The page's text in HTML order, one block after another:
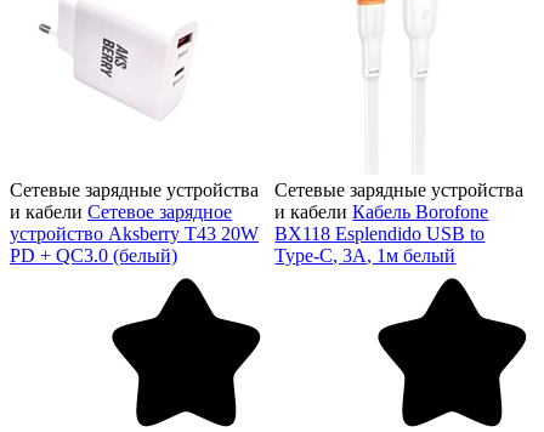
Сетевые зарядные устройства
и кабели Сетевое зарядное
устройство Aksberry T43 20W
PD + QC3.0 (белый)
Сетевые зарядные устройства
и кабели Кабель Borofone
BX118 Esplendido USB to
Type-C, 3A, 1м белый